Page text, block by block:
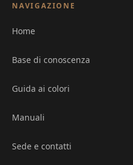
NAVIGAZIONE
Home
Base di conoscenza
Guida ai colori
Manuali
Sede e contatti